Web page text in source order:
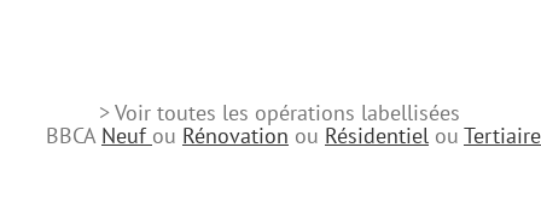
> Voir toutes les opérations labellisées
BBCA Neuf ou Rénovation ou Résidentielou Tertiaire